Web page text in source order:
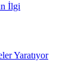
İlgi
Yaratıyor